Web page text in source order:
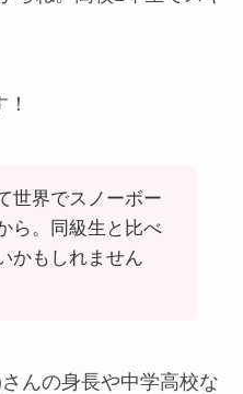
世界でスノーボー
ら。同級生と比べ
かもしれません
んの身長や中学高校な